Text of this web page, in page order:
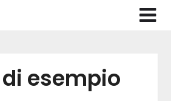
esempio